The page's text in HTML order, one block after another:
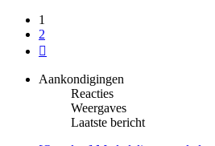
1
2
Aankondigingen
Reacties
Weergaves
Laatste bericht